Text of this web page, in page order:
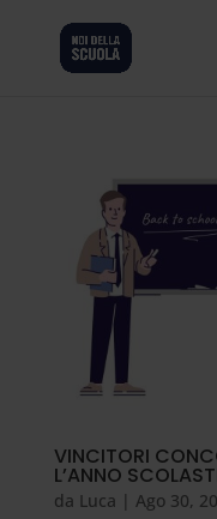
VINCITORI
L’ANNO
da Luca | Ago 30,